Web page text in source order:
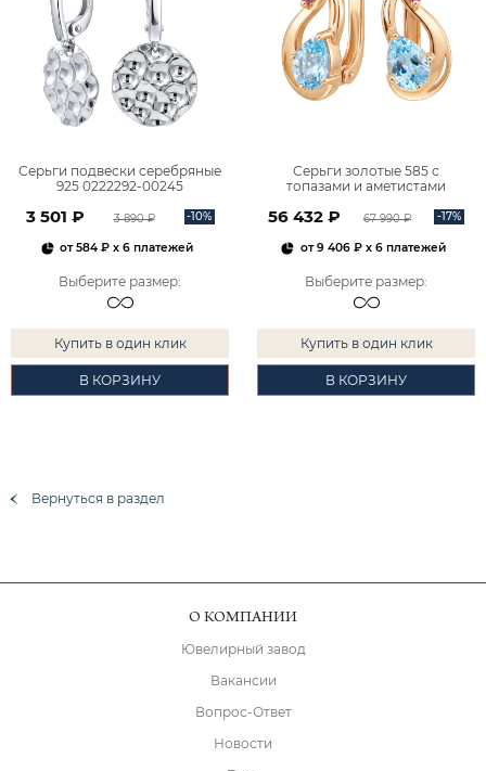
Серьги подвески серебряные
925 0222292-00245
3 501 ₽ 3 890 ₽ -10%
от584 ₽ x 6 платежей
Выберите размер:
Купить в один клик
В КОРЗИНУ
Серьги золотые 585 с
топазами и аметистами
56 432 ₽ 67 990 ₽ -17%
от9 406 ₽x 6 платежей
Выберите размер:
Купить в один клик
В КОРЗИНУ
Вернуться в раздел
О КОМПАНИИ
Ювелирный завод
Вакансии
Вопрос-Ответ
Новости